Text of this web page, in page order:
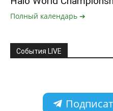
Полный календарь ➔
События LIVE